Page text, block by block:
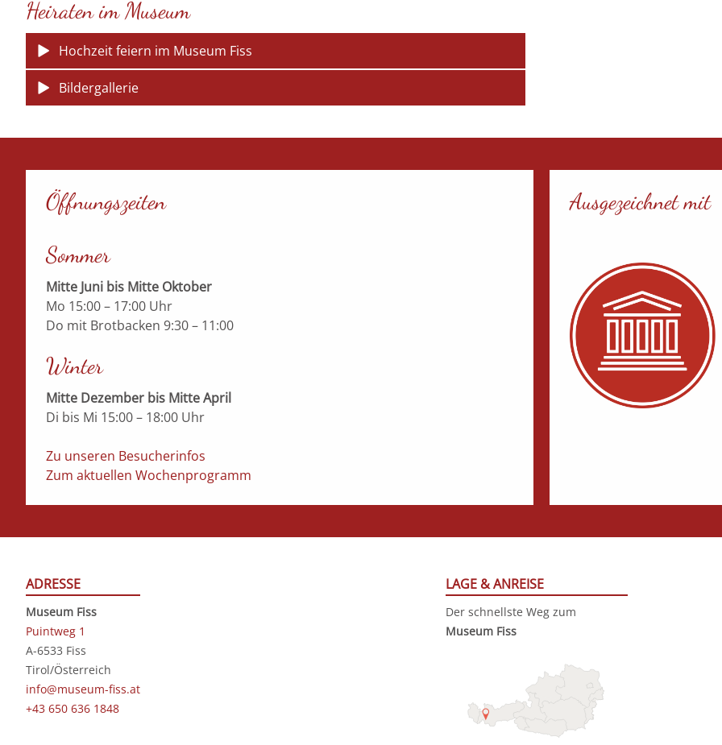
Heiraten im Museum
Hochzeit feiern im Museum Fiss
Bildergallerie
Öffnungszeiten
Sommer
Mitte Juni bis Mitte Oktober
Mo 15:00 – 17:00 Uhr
Do mit Brotbacken 9:30 – 11:00
Winter
Mitte Dezember bis Mitte April
Di bis Mi 15:00 – 18:00 Uhr
Zu unseren Besucherinfos
Zum aktuellen Wochenprogramm
Ausgezeichnet mit
ADRESSE
Museum Fiss
Puintweg 1
A-6533 Fiss
Tirol/Österreich
info@museum-fiss.at
+43 650 636 1848
LAGE & ANREISE
Der schnellste Weg zum
Museum Fiss